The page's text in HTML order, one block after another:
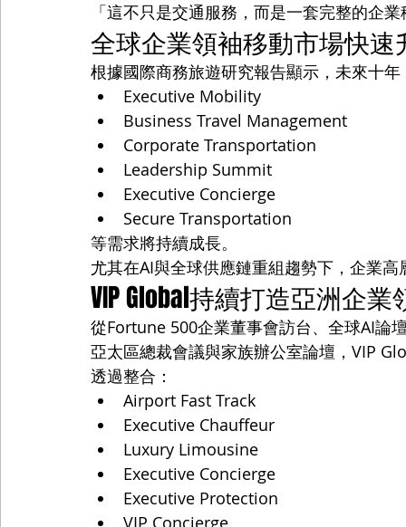
「這不只是交通服務，而是一套完整的企
全球企業領袖移動市場快速
根據國際商務旅遊研究報告顯示，未來十年
Executive Mobility
Business Travel Management
Corporate Transportation
Leadership Summit
Executive Concierge
Secure Transportation
等需求將持續成長。
尤其在AI與全球供應鏈重組趨勢下，企業
VIP Global持續打造亞洲企
從Fortune 500企業董事會訪台、全球AI論
亞太區總裁會議與家族辦公室論壇，VIP
透過整合：
Airport Fast Track
Executive Chauffeur
Luxury Limousine
Executive Concierge
Executive Protection
VIP Concierge